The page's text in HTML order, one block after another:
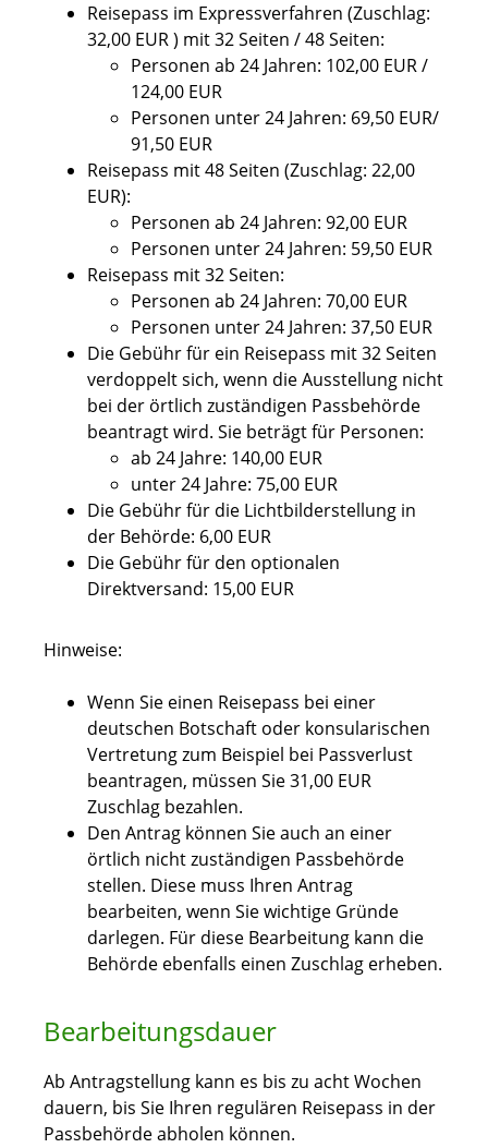
Reisepass im Expressverfahren (Zuschlag:
32,00 EUR ) mit 32 Seiten / 48 Seiten:
Personen ab 24 Jahren: 102,00 EUR /
124,00 EUR
Personen unter 24 Jahren: 69,50 EUR/
91,50 EUR
Reisepass mit 48 Seiten (Zuschlag: 22,00
EUR):
Personen ab 24 Jahren: 92,00 EUR
Personen unter 24 Jahren: 59,50 EUR
Reisepass mit 32 Seiten:
Personen ab 24 Jahren: 70,00 EUR
Personen unter 24 Jahren: 37,50 EUR
Die Gebühr für ein Reisepass mit 32 Seiten
verdoppelt sich, wenn die Ausstellung nicht
bei der örtlich zuständigen Passbehörde
beantragt wird. Sie beträgt für Personen:
ab 24 Jahre: 140,00 EUR
unter 24 Jahre: 75,00 EUR
Die Gebühr für die Lichtbilderstellung in
der Behörde: 6,00 EUR
Die Gebühr für den optionalen
Direktversand: 15,00 EUR
Hinweise:
Wenn Sie einen Reisepass bei einer
deutschen Botschaft oder konsularischen
Vertretung zum Beispiel bei Passverlust
beantragen, müssen Sie 31,00 EUR
Zuschlag bezahlen.
Den Antrag können Sie auch an einer
örtlich nicht zuständigen Passbehörde
stellen. Diese muss Ihren Antrag
bearbeiten, wenn Sie wichtige Gründe
darlegen. Für diese Bearbeitung kann die
Behörde ebenfalls einen Zuschlag erheben.
Bearbeitungsdauer
Ab Antragstellung kann es bis zu acht Wochen
dauern, bis Sie Ihren regulären Reisepass in der
Passbehörde abholen können.